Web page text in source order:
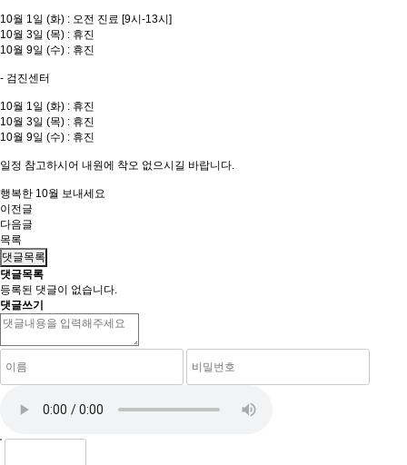
10월 1일 (화) : 오전 진료 [9시-13시]
10월 3일 (목) : 휴진
10월 9일 (수) : 휴진
- 검진센터
10월 1일 (화) : 휴진
10월 3일 (목) : 휴진
10월 9일 (수) : 휴진
일정 참고하시어 내원에 착오 없으시길 바랍니다.
행복한 10월 보내세요
이전글
다음글
목록
댓글목록
댓글목록
등록된 댓글이 없습니다.
댓글쓰기